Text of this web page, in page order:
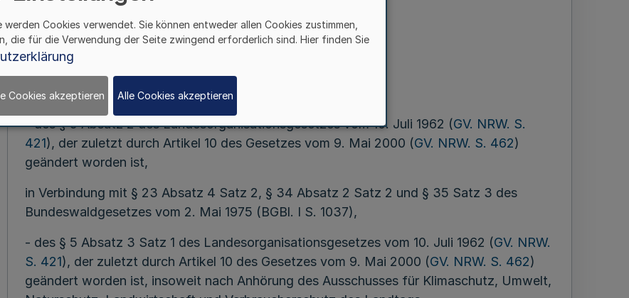
Vom 25. März 2014
Auf Grund
- des § 5 Absatz 2 des Landesorganisationsgesetzes vom 10. Juli 1962 (GV. NRW. S.
421), der zuletzt durch Artikel 10 des Gesetzes vom 9. Mai 2000 (GV. NRW. S. 462)
geändert worden ist,
in Verbindung mit § 23 Absatz 4 Satz 2, § 34 Absatz 2 Satz 2 und § 35 Satz 3 des
Bundeswaldgesetzes vom 2. Mai 1975 (BGBl. I S. 1037),
- des § 5 Absatz 3 Satz 1 des Landesorganisationsgesetzes vom 10. Juli 1962 (GV. NRW.
S. 421), der zuletzt durch Artikel 10 des Gesetzes vom 9. Mai 2000 (GV. NRW. S. 462)
geändert worden ist, insoweit nach Anhörung des Ausschusses für Klimaschutz, Umwelt,
Cookies verwendet. Sie können entweder allen Cookies zustimmen,
die für die Verwendung der Seite zwingend erforderlich sind. Hier finden Sie
Cookies akzeptieren Alle Cookies akzeptieren